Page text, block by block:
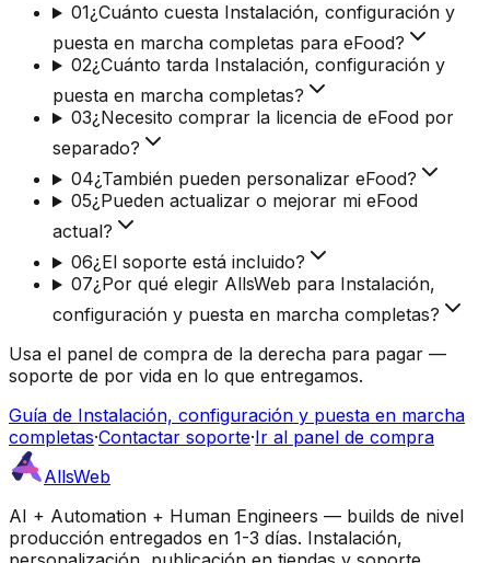
01¿Cuánto cuesta Instalación, configuración y
puesta en marcha completas para eFood?
02¿Cuánto tarda Instalación, configuración y
puesta en marcha completas?
03¿Necesito comprar la licencia de eFood por
separado?
04¿También pueden personalizar eFood?
05¿Pueden actualizar o mejorar mi eFood
actual?
06¿El soporte está incluido?
07¿Por qué elegir AllsWeb para Instalación,
configuración y puesta en marcha completas?
Usa el panel de compra de la derecha para pagar —
soporte de por vida en lo que entregamos.
Guía de Instalación, configuración y puesta en marcha
completas·Contactar soporte·Ir al panel de compra
AllsWeb
AI + Automation + Human Engineers — builds de nivel
producción entregados en 1-3 días. Instalación,